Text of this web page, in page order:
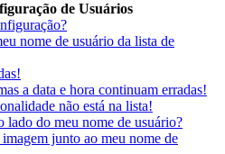
de Usuários
nome de usuário da lista de
a data e hora continuam erradas!
não está na lista!
lado do meu nome de usuário?
junto ao meu nome de